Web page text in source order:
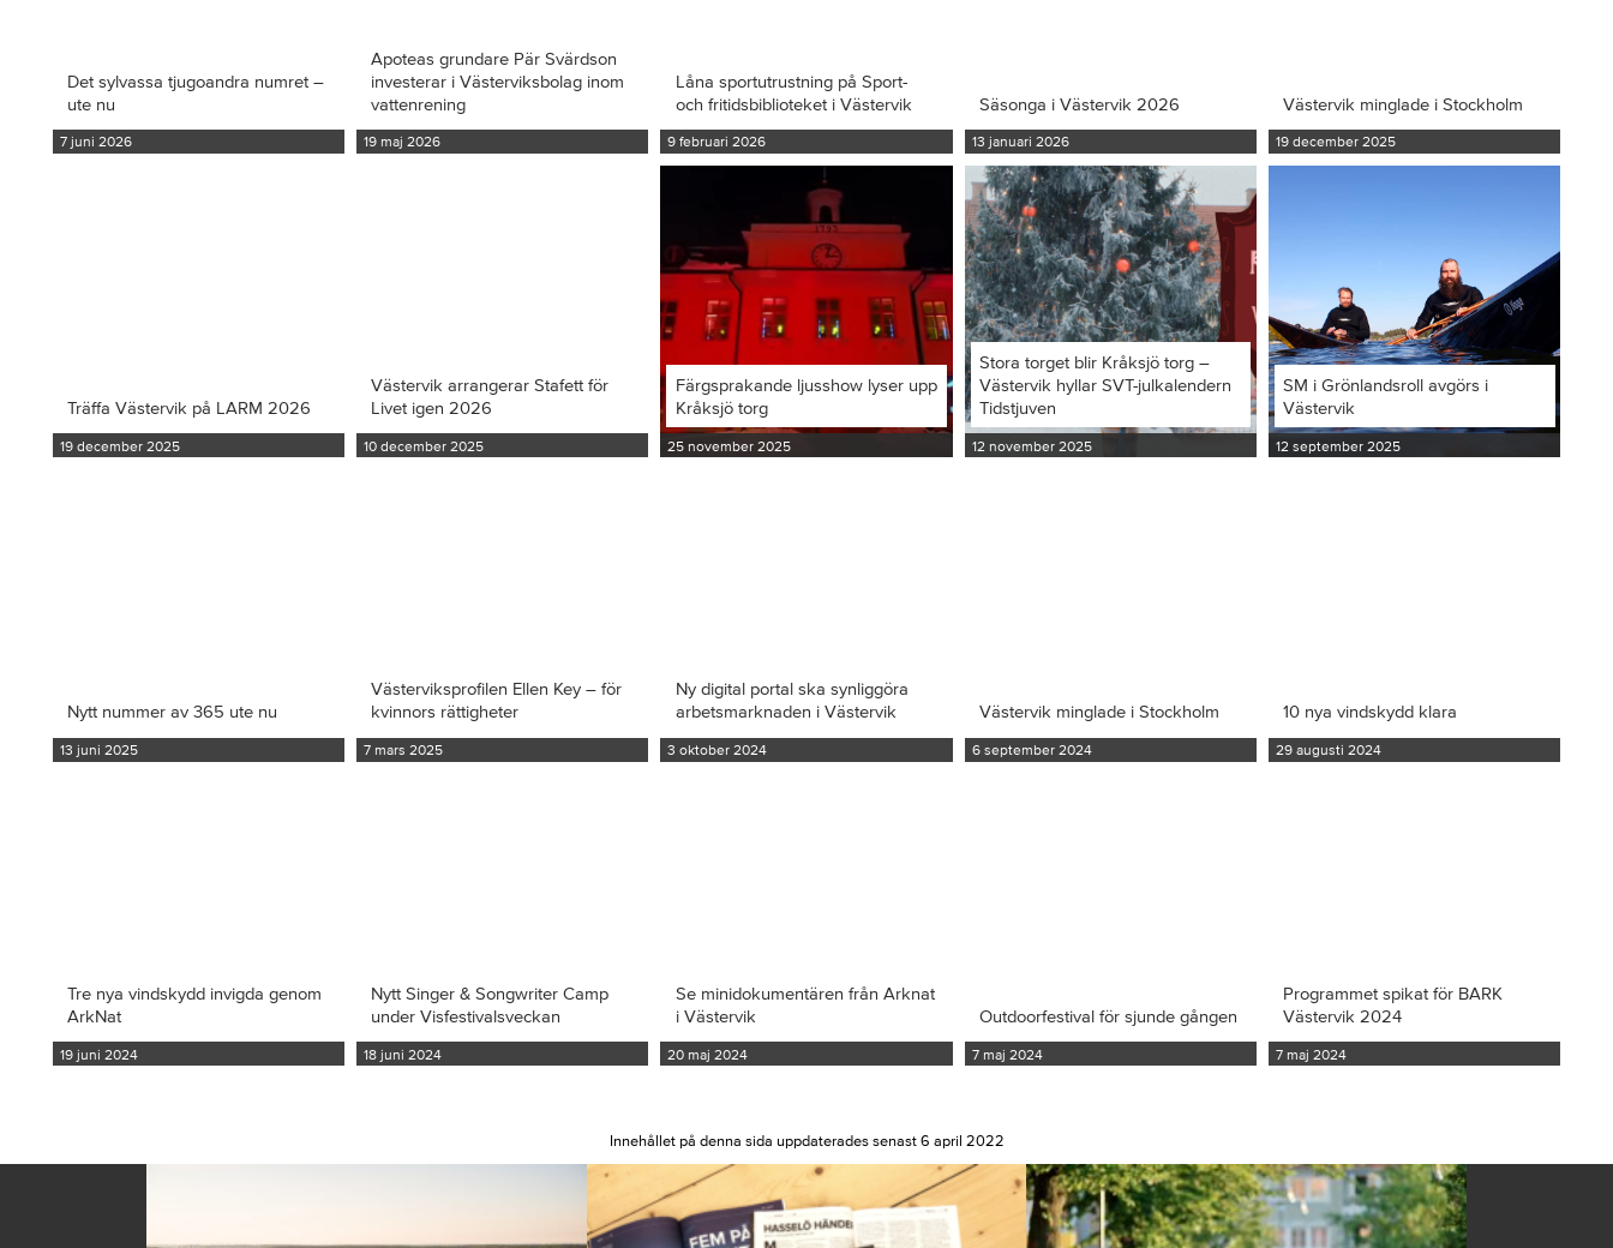
Det sylvassa tjugoandra numret –
ute nu
7 juni 2026
Apoteas grundare Pär Svärdson
investerar i Västerviksbolag inom
vattenrening
19 maj 2026
Låna sportutrustning på Sport-
och fritidsbiblioteket i Västervik
9 februari 2026
Säsonga i Västervik 2026
13 januari 2026
Västervik minglade i Stockholm
19 december 2025
Träffa Västervik på LARM 2026
19 december 2025
Västervik arrangerar Stafett för
Livet igen 2026
10 december 2025
Färgsprakande ljusshow lyser upp
Kråksjö torg
25 november 2025
Stora torget blir Kråksjö torg –
Västervik hyllar SVT-julkalendern
Tidstjuven
12 november 2025
SM i Grönlandsroll avgörs i
Västervik
12 september 2025
Nytt nummer av 365 ute nu
13 juni 2025
Västerviksprofilen Ellen Key – för
kvinnors rättigheter
7 mars 2025
Ny digital portal ska synliggöra
arbetsmarknaden i Västervik
3 oktober 2024
Västervik minglade i Stockholm
6 september 2024
10 nya vindskydd klara
29 augusti 2024
Tre nya vindskydd invigda genom
ArkNat
19 juni 2024
Nytt Singer & Songwriter Camp
under Visfestivalsveckan
18 juni 2024
Se minidokumentären från Arknat
i Västervik
20 maj 2024
Outdoorfestival för sjunde gången
7 maj 2024
Programmet spikat för BARK
Västervik 2024
7 maj 2024
Innehållet på denna sida uppdaterades senast 6 april 2022